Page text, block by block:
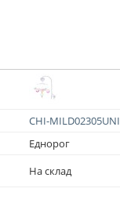
CHI-MILD02305UNI
Еднорог
На склад